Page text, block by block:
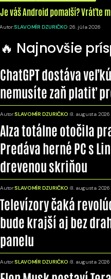
Je váš Android pomalší? Vráťte
Autor:SLAVOMÍR DZURIČKO 26. júla 2026
🔥 Najnovšie
ChatGPT dostáva
nemusíte zaň platiť
Autor:SLAVOMÍR DZURIČKO 8. augusta 2026
Alza totálne otočila
Predáva herné PC s
drevenou skriňou
Autor:SLAVOMÍR DZURIČKO 8. augusta 2026
Televízory čaká
bude krajší aj bez
panelu
Autor:SLAVOMÍR DZURIČKO 8. augusta 2026